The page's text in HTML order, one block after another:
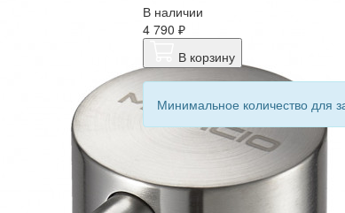
В наличии
4 790 ₽
В корзину
Минимальное количество для